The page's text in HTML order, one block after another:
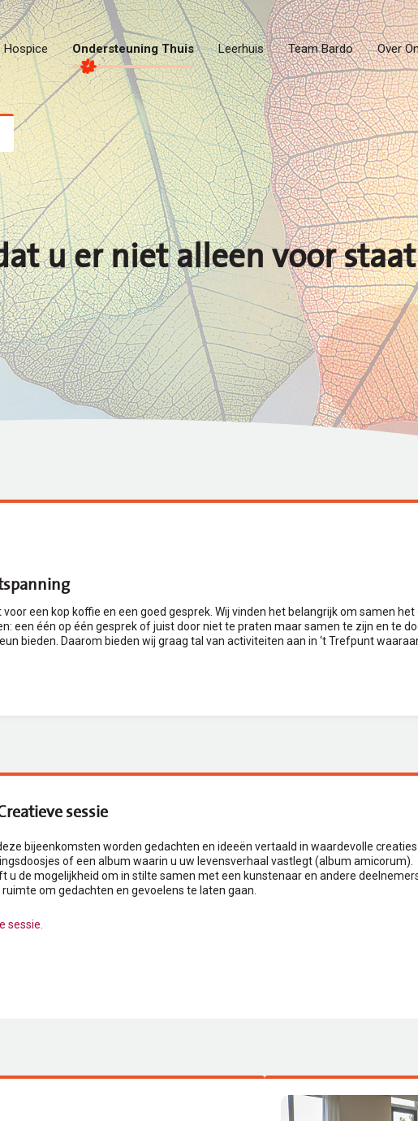
Hospice Ondersteuning Thuis Leerhuis Team Bardo Over
u er niet alleen voor staat
een kop koffie en een goed gesprek. Wij vinden het belangrijk om samen
een één op één gesprek of juist door niet te praten maar samen te zijn en te
bieden. Daarom bieden wij graag tal van activiteiten aan in ‘t Trefpunt
sessie
bijeenkomsten worden gedachten en ideeën vertaald in waardevolle
of een album waarin u uw levensverhaal vastlegt (album amicorum).
u de mogelijkheid om in stilte samen met een kunstenaar en andere
om gedachten en gevoelens te laten gaan.
sessie.